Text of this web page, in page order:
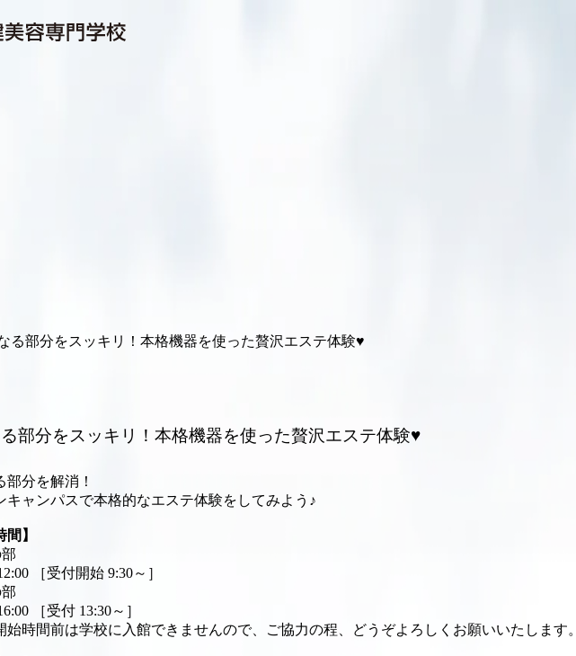
部分をスッキリ！本格機器を使った贅沢エステ体験♥
部分を解消！
キャンパスで本格的なエステ体験をしてみよう♪
間】
［受付開始 9:30～］
［受付 13:30～］
時間前は学校に入館できませんので、ご協力の程、どうぞよろしくお願いいたします。